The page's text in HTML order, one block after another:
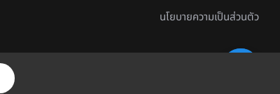
นโยบายความเป็นส่วนตัว